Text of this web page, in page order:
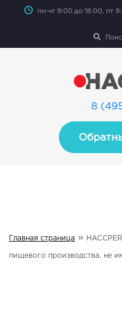
пн-чт 9:00 до 18:00, пт
8
Главная страница »
пищевого производства, не